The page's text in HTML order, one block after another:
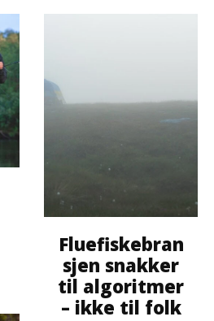
Fluefiskebran
sjen snakker
til algoritmer
– ikke til folk